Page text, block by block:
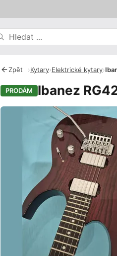
Zpět ›Kytary›Elektrické kytary›
PRODÁM Ibanez
Fotografie